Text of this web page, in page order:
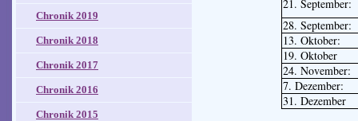
Chronik 2019
Chronik 2018
Chronik 2017
Chronik 2016
Chronik 2015
21. September:
28. September:
13. Oktober:
19. Oktober
24. November:
7. Dezember:
31. Dezember